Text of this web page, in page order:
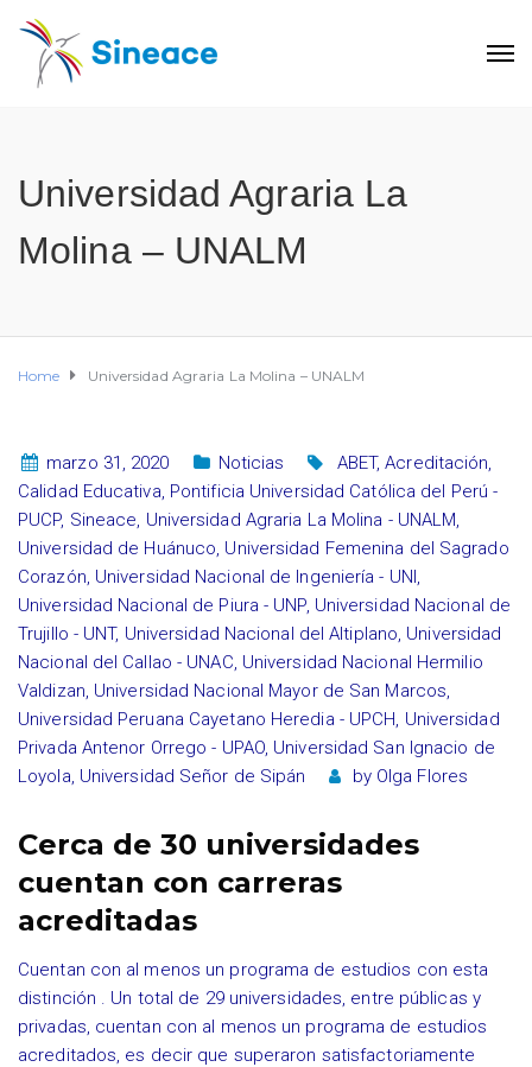
Universidad Agraria La
Molina – UNALM
Home Universidad Agraria La Molina – UNALM
marzo 31, 2020 Noticias ABET,Acreditación,
Calidad Educativa, Pontificia Universidad Católica del Perú -
PUCP, Sineace, Universidad Agraria La Molina - UNALM,
Universidad de Huánuco, Universidad Femenina del Sagrado
Corazón, Universidad Nacional de Ingeniería - UNI,
Universidad Nacional de Piura - UNP, Universidad Nacional de
Trujillo - UNT, Universidad Nacional del Altiplano, Universidad
Nacional del Callao - UNAC, Universidad Nacional Hermilio
Valdizan, Universidad Nacional Mayor de San Marcos,
Universidad Peruana Cayetano Heredia - UPCH, Universidad
Privada Antenor Orrego - UPAO, Universidad San Ignacio de
Loyola, Universidad Señor de Sipán by Olga Flores
Cerca de 30 universidades
cuentan con carreras
acreditadas
Cuentan con al menos un programa de estudios con esta
distinción . Un total de 29 universidades, entre públicas y
privadas, cuentan con al menos un programa de estudios
acreditados, es decir que superaron satisfactoriamente